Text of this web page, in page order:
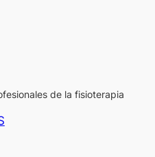
de la fisioterapia